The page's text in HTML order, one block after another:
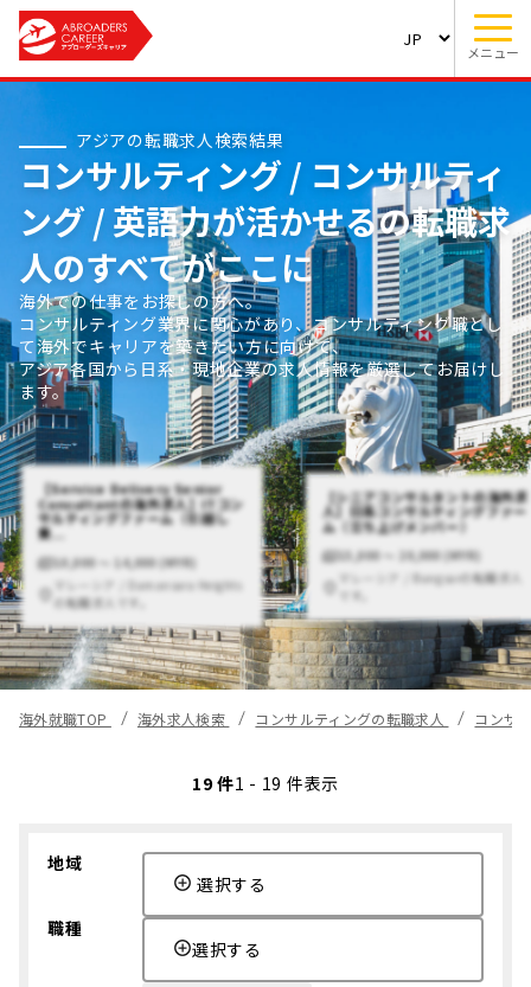
メニュー
アジアの転職求人検索結果
コンサルティング / コンサルティ
ング / 英語力が活かせるの転職求
人のすべてがここに
海外での仕事をお探しの方へ。
コンサルティング業界に関心があり、コンサルティング職とし
て海外でキャリアを築きたい方に向けて、
アジア各国から日系・現地企業の求人情報を厳選してお届けし
ます。
【Service Delivery Senior
Consultantの海外求人】ITコン
サルティングファーム（引越し
費...
10,000 〜 14,000 (MYR)
マレーシア / Damansara Heights
の転職求人です。
【シニアコンサルタントの海外求
人】日系コンサルティングファー
ム（立ち上げメンバー）
15,000 〜 20,000 (MYR)
マレーシア / Bangsarの転職求人
です。
海外就職TOP 海外求人検索 コンサルティングの転職求人 コンサ
19 件1 - 19 件表示
地域
選択する
職種
選択する